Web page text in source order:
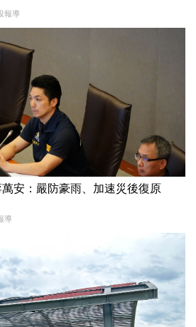
報導
安：嚴防豪雨、加速災後復原
導